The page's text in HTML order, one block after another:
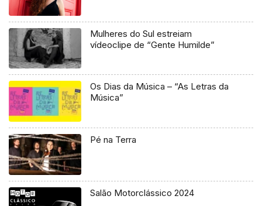
Mulheres do Sul estreiam
vídeoclipe de “Gente Humilde”
Os Dias da Música – “As Letras da
Música”
Pé na Terra
Salão Motorclássico 2024